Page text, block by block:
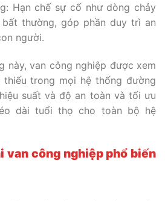
Hạn chế sự cố như dòng chảy
thường, góp phần duy trì an
người.
này, van công nghiệp được xem
trong mọi hệ thống đường
suất và độ an toàn và tối ưu
dài tuổi thọ cho toàn bộ hệ
van công nghiệp phổ biến